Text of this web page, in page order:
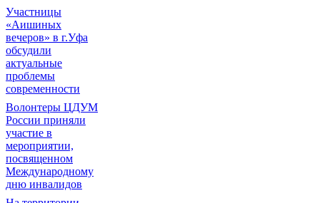
Участницы
«Аишиных
вечеров» в г.Уфа
обсудили
актуальные
проблемы
современности
Волонтеры ЦДУМ
России приняли
участие в
мероприятии,
посвященном
Международному
дню инвалидов